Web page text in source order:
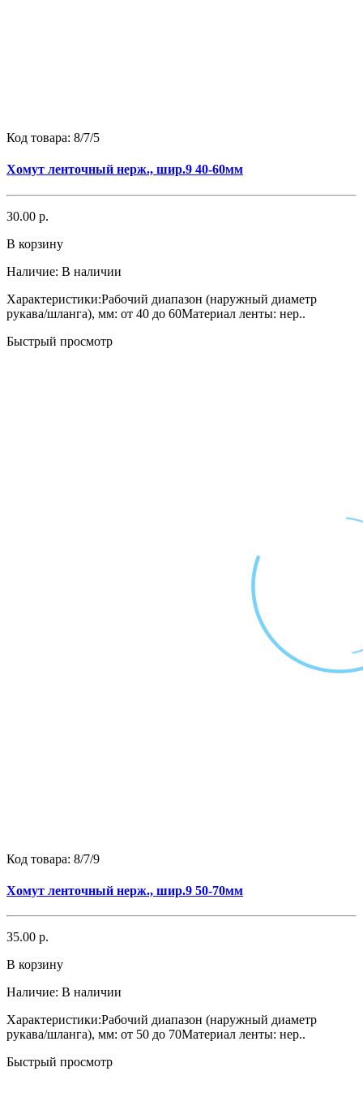
Код товара: 8/7/5
Хомут ленточный нерж., шир.9 40-60мм
30.00 р.
В корзину
Наличие: В наличии
Характеристики:Рабочий диапазон (наружный диаметр
рукава/шланга), мм: от 40 до 60Материал ленты: нер..
Быстрый просмотр
Код товара: 8/7/9
Хомут ленточный нерж., шир.9 50-70мм
35.00 р.
В корзину
Наличие: В наличии
Характеристики:Рабочий диапазон (наружный диаметр
рукава/шланга), мм: от 50 до 70Материал ленты: нер..
Быстрый просмотр